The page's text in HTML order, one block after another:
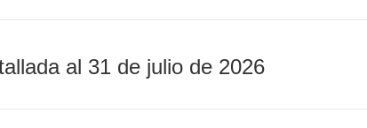
al 31 de julio de 2026